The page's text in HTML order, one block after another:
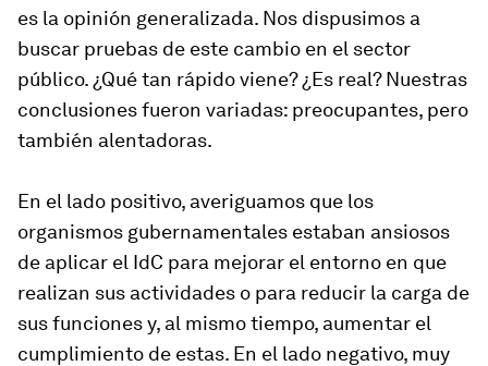
es la opinión generalizada. Nos dispusimos a
buscar pruebas de este cambio en el sector
público. ¿Qué tan rápido viene? ¿Es real? Nuestras
conclusiones fueron variadas: preocupantes, pero
también alentadoras.
En el lado positivo, averiguamos que los
organismos gubernamentales estaban ansiosos
de aplicar el IdC para mejorar el entorno en que
realizan sus actividades o para reducir la carga de
sus funciones y, al mismo tiempo, aumentar el
cumplimiento de estas. En el lado negativo, muy